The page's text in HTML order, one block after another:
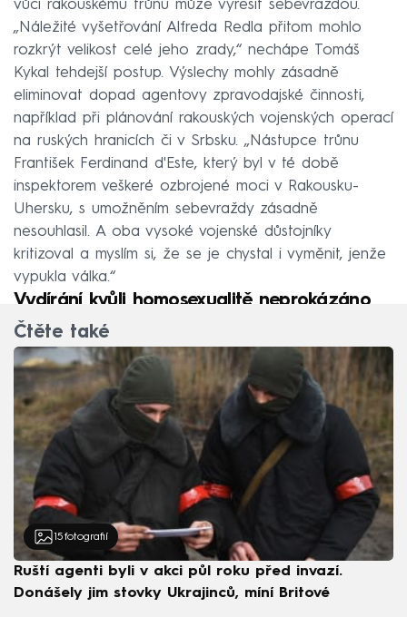
vůči rakouskému trůnu může vyřešit sebevraždou.
„Náležité vyšetřování Alfreda Redla přitom mohlo
rozkrýt velikost celé jeho zrady,“ nechápe Tomáš
Kykal tehdejší postup. Výslechy mohly zásadně
eliminovat dopad agentovy zpravodajské činnosti,
například při plánování rakouských vojenských operací
na ruských hranicích či v Srbsku. „Nástupce trůnu
František Ferdinand d'Este, který byl v té době
inspektorem veškeré ozbrojené moci v Rakousku-
Uhersku, s umožněním sebevraždy zásadně
nesouhlasil. A oba vysoké vojenské důstojníky
kritizoval a myslím si, že se je chystal i vyměnit, jenže
vypukla válka.“
Vydírání kvůli homosexualitě neprokázáno
Čtěte také
15 fotografií
Ruští agenti byli v akci půl roku před invazí.
Donášely jim stovky Ukrajinců, míní Britové